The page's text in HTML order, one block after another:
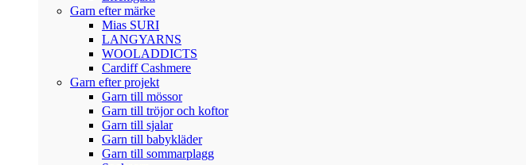
Garn efter märke
Mias SURI
LANGYARNS
WOOLADDICTS
Cardiff Cashmere
Garn efter projekt
Garn till mössor
Garn till tröjor och koftor
Garn till sjalar
Garn till babykläder
Garn till sommarplagg